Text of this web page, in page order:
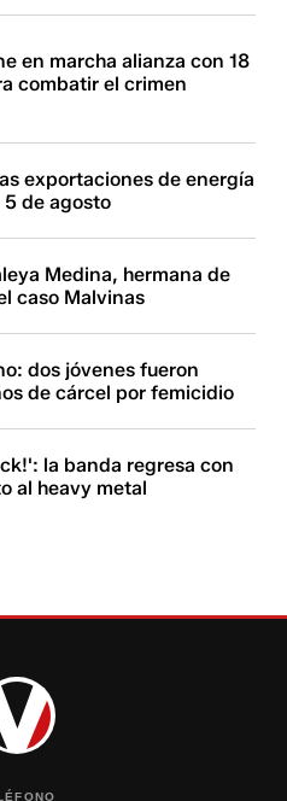
en marcha alianza con 18
combatir el crimen
exportaciones de energía
5 de agosto
Medina, hermana de
caso Malvinas
dos jóvenes fueron
de cárcel por femicidio
la banda regresa con
al heavy metal